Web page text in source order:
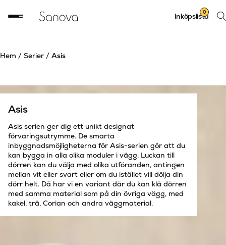
Sök
Inköpslista
0
Hem / Serier / Asis
Asis
Asis serien ger dig ett unikt designat
förvaringsutrymme. De smarta
inbyggnadsmöjligheterna för Asis-serien gör att du
kan bygga in alla olika moduler i vägg. Luckan till
dörren kan du välja med olika utföranden, antingen
mellan vit eller svart eller om du istället vill dölja din
dörr helt. Då har vi en variant där du kan klä dörren
med samma material som på din övriga vägg, med
kakel, trä, Corian och andra väggmaterial.